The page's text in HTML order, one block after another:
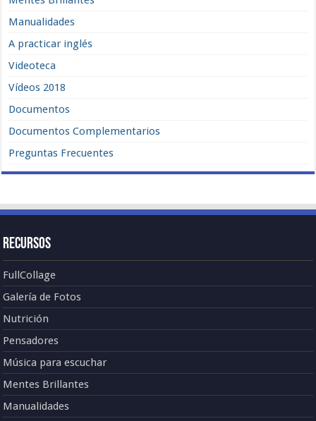
Manualidades
A practicar inglés
Videoteca
Vídeos 2018
Documentos
Documentos Complementarios
Preguntas Frecuentes
Recursos
FullCollage
Galería de Fotos
Nutrición
Pensadores
Música para escuchar
Mentes Brillantes
Manualidades